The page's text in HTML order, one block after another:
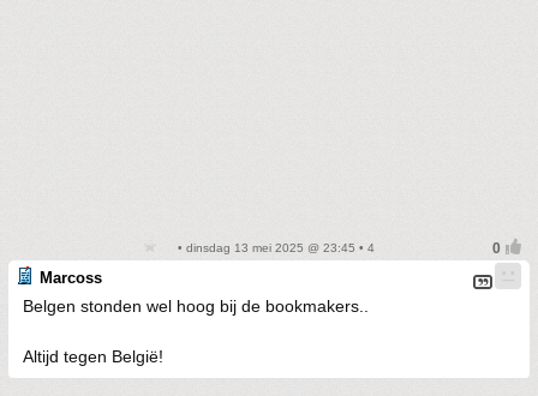
• dinsdag 13 mei 2025 @ 23:45 • 4
Marcoss
Belgen stonden wel hoog bij de bookmakers..
Altijd tegen België!